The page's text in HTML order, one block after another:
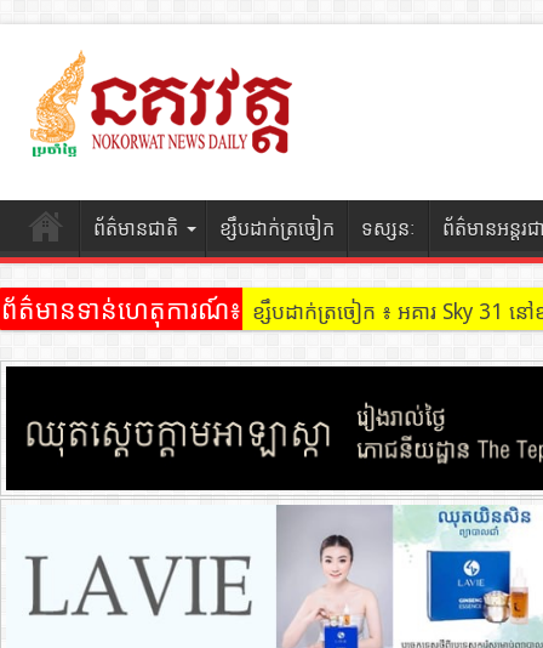
ព័ត៌មានជាតិ ខ្សឹបដាក់ត្រចៀក ទស្សនៈ ព័ត៌មានអន្តរជ
ព័ត៌មានទាន់ហេតុការណ៍៖ ខ្សឹបដាក់ត្រចៀក ៖ អគារ Sky 31